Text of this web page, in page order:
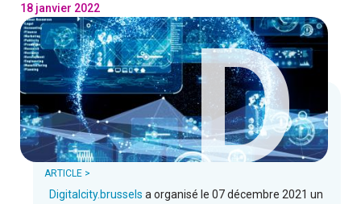
DU NUMÉRIQUES
18 janvier 2022
D
ARTICLE >
Digitalcity.brussels a organisé le 07 décembre 2021 un